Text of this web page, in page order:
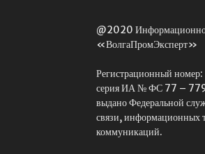
@2020
«ВолгаПромЭксперт»
Регистрационный номер:
серия ИА № ФС 77 –
выдано Федеральной
связи, информационных
коммуникаций.